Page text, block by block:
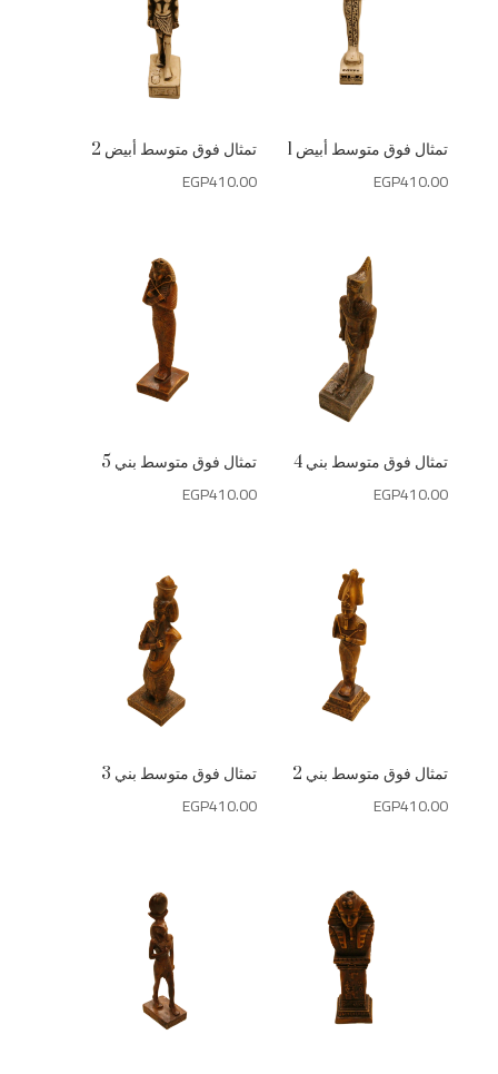
تمثال فوق متوسط أبيض 2
EGP410.00
تمثال فوق متوسط أبيض 1
EGP410.00
تمثال فوق متوسط بني 5
EGP410.00
تمثال فوق متوسط بني 4
EGP410.00
تمثال فوق متوسط بني 3
EGP410.00
تمثال فوق متوسط بني 2
EGP410.00